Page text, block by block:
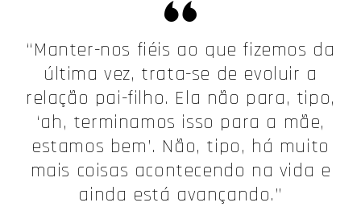
“Manter-nos fiéis ao que fizemos da
última vez, trata-se de evoluir a
relação pai-filho. Ela não para, tipo,
‘ah, terminamos isso para a mãe,
estamos bem’. Não, tipo, há muito
mais coisas acontecendo na vida e
ainda está avançando.”